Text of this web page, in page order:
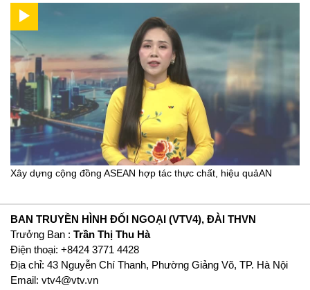
Xây dựng cộng đồng ASEAN hợp tác thực chất, hiệu quảAN
BAN TRUYỀN HÌNH ĐỐI NGOẠI (VTV4), ĐÀI THVN
Trưởng Ban : Trần Thị Thu Hà
Ðiện thoại: +8424 3771 4428
Địa chỉ: 43 Nguyễn Chí Thanh, Phường Giảng Võ, TP. Hà Nội
Email: vtv4@vtv.vn